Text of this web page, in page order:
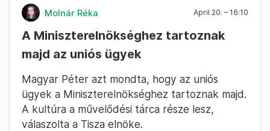
interjún, felszabadultságot észlelt. Ott is
próbáltak félelmet kelteni bennük,
kamerázták a dolgozókat, majd
megfenyegették a dolgozókat. „Ennek
következménye lesz, ezeket ki kell vizsgálni” –
mondta. Nincs javaslat a közmédia vezetőire,
nem akarnak átesni a ló túloldalára, szeretnék
visszaállítani a pluralizmust.